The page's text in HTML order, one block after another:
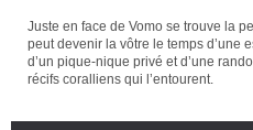
Juste en face de Vomo se trouve la
peut devenir la vôtre le temps d’une
d’un pique-nique privé et d’une
récifs coralliens qui l’entourent.